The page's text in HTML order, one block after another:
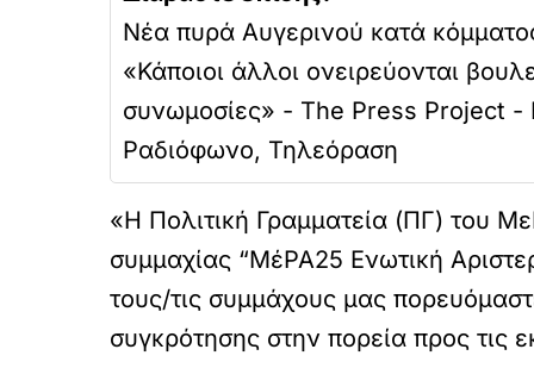
Νέα πυρά Αυγερινού κατά
«Κάποιοι άλλοι ονειρεύονται
συνωμοσίες» - The Press Project -
Ραδιόφωνο, Τηλεόραση
«Η Πολιτική Γραμματεία (ΠΓ) του
συμμαχίας “ΜέΡΑ25 Ενωτική
τους/τις συμμάχους μας
συγκρότησης στην πορεία προς τις